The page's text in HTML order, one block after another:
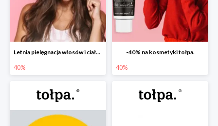
Letnia pielęgnacja włosów i ciała w tołpa. do -40%
40%
-40% na kosmetyki tołpa.
40%